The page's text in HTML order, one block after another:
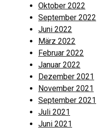
Oktober 2022
September 2022
Juni 2022
März 2022
Februar 2022
Januar 2022
Dezember 2021
November 2021
September 2021
Juli 2021
Juni 2021